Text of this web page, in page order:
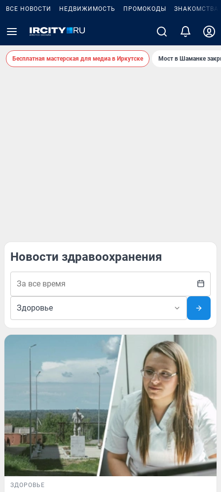
ВСЕ НОВОСТИ НЕДВИЖИМОСТЬ ПРОМОКОДЫ ЗНАКОМСТВА
Бесплатная мастерская для медиа в Иркутске Мост в Шаманке
Новости здравоохранения
ЗДОРОВЬЕ